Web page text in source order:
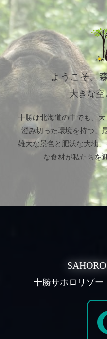
ようこそ、
大きな空
十勝は北海道の中でも、
澄み切った環境を持つ、
雄大な景色と肥沃な大地
な食材が私たちを
十勝サホロリゾー